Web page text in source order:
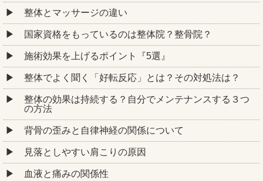
整体とマッサージの違い
国家資格をもっているのは整体院？整骨院？
施術効果を上げるポイント『5選』
整体でよく聞く「好転反応」とは？その対処法は？
整体の効果は持続する？自分でメンテナンスする３つ
の方法
背骨の歪みと自律神経の関係について
見落としやすい肩こりの原因
血液と痛みの関係性